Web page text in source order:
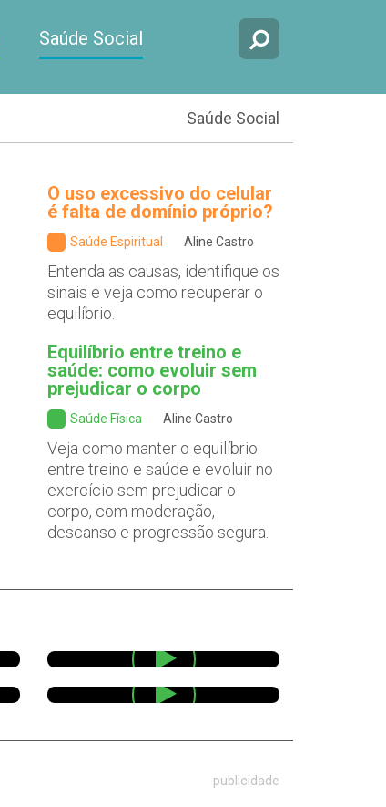
Saúde Social
Saúde Social
O uso excessivo do celular
é falta de domínio próprio?
Saúde Espiritual Aline Castro
Entenda as causas, identifique os
sinais e veja como recuperar o
equilíbrio.
Equilíbrio entre treino e
saúde: como evoluir sem
prejudicar o corpo
Saúde Física Aline Castro
Veja como manter o equilíbrio
entre treino e saúde e evoluir no
exercício sem prejudicar o
corpo, com moderação,
descanso e progressão segura.
publicidade